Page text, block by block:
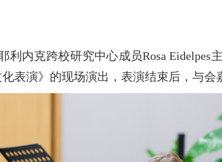
利内克跨校研究中心成员Rosa
表演》的现场演出，表演结束后，与